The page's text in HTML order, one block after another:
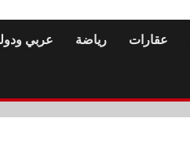
عقارات رياضة عربي